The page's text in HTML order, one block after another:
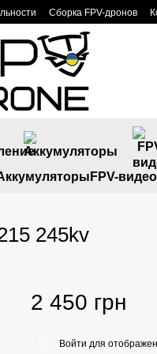
Сборка FPV-дронов
FPV-
245kv
2 450 грн
Войти для